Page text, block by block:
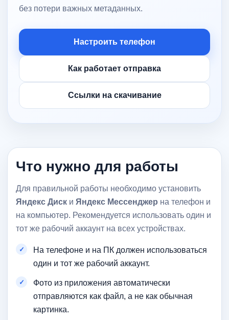
без потери важных метаданных.
Настроить телефон
Как работает отправка
Ссылки на скачивание
Что нужно для работы
Для правильной работы необходимо установить
Яндекс Диск и Яндекс Мессенджер на телефон и
на компьютер. Рекомендуется использовать один и
тот же рабочий аккаунт на всех устройствах.
На телефоне и на ПК должен использоваться
один и тот же рабочий аккаунт.
Фото из приложения автоматически
отправляются как файл, а не как обычная
картинка.